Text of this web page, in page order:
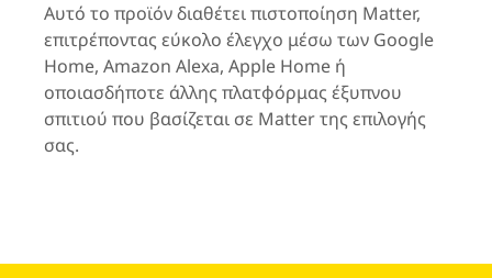
Αυτό το προϊόν διαθέτει πιστοποίηση Matter,
επιτρέποντας εύκολο έλεγχο μέσω των Google
Home, Amazon Alexa, Apple Home ή
οποιασδήποτε άλλης πλατφόρμας έξυπνου
σπιτιού που βασίζεται σε Matter της επιλογής
σας.